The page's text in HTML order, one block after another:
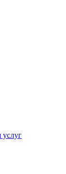
услуг